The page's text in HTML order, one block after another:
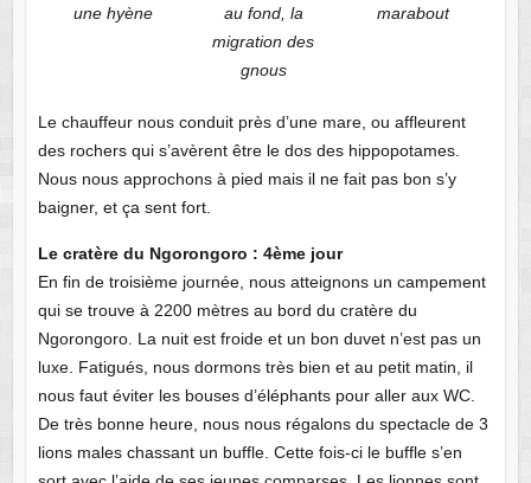
une hyène
au fond, la
migration des
gnous
marabout
Le chauffeur nous conduit près d’une mare, ou affleurent
des rochers qui s’avèrent être le dos des hippopotames.
Nous nous approchons à pied mais il ne fait pas bon s’y
baigner, et ça sent fort.
Le cratère du Ngorongoro : 4ème jour
En fin de troisième journée, nous atteignons un campement
qui se trouve à 2200 mètres au bord du cratère du
Ngorongoro. La nuit est froide et un bon duvet n’est pas un
luxe. Fatigués, nous dormons très bien et au petit matin, il
nous faut éviter les bouses d’éléphants pour aller aux WC.
De très bonne heure, nous nous régalons du spectacle de 3
lions males chassant un buffle. Cette fois-ci le buffle s’en